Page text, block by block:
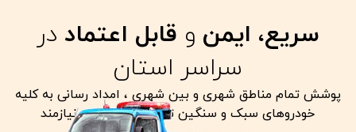
سریع، ایمن و قابل اعتماد در
سراسر استان
پوشش تمام مناطق شهری و بین شهری ، امداد رسانی به کلیه
خودروهای سبک و سنگین تصادفی معیوب و نیازمند